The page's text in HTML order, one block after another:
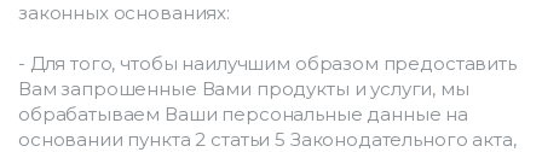
законных основаниях:
- Для того, чтобы наилучшим образом предоставить
Вам запрошенные Вами продукты и услуги, мы
обрабатываем Ваши персональные данные на
основании пункта 2 статьи 5 Законодательного акта,